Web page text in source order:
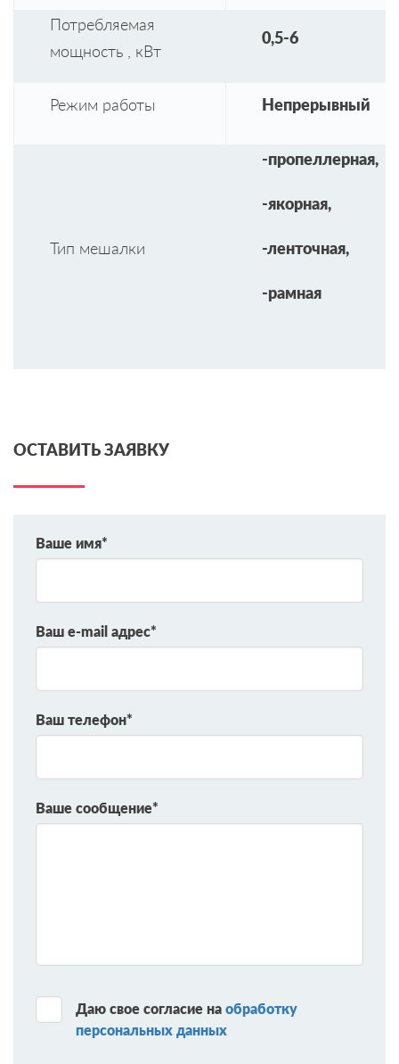
Потребляемая
мощность , кВт
0,5-6
Режим работы Непрерывный
Тип мешалки
-пропеллерная,
-якорная,
-ленточная,
-рамная
ОСТАВИТЬ ЗАЯВКУ
Ваше имя*
Ваш e-mail адрес*
Ваш телефон*
Ваше сообщение*
Даю свое согласие на обработку
персональных данных